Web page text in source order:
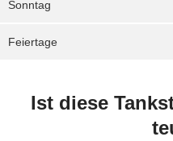
Sonntag
Feiertage
Ist diese